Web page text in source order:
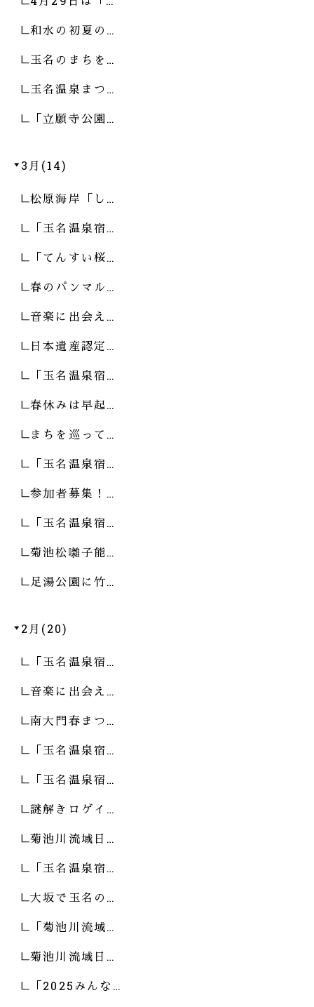
和水の初夏の…
玉名のまちを…
玉名温泉まつ…
「立願寺公園…
3月(14)
松原海岸「し…
「玉名温泉宿…
「てんすい桜…
春のパンマル…
音楽に出会え…
日本遺産認定…
「玉名温泉宿…
春休みは早起…
まちを巡って…
「玉名温泉宿…
参加者募集！…
「玉名温泉宿…
菊池松囃子能…
足湯公園に竹…
2月(20)
「玉名温泉宿…
音楽に出会え…
南大門春まつ…
「玉名温泉宿…
「玉名温泉宿…
謎解きロゲイ…
菊池川流域日…
「玉名温泉宿…
大坂で玉名の…
「菊池川流域…
菊池川流域日…
「2025みんな…